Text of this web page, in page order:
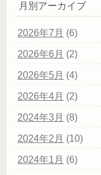
月別アーカイブ
2026年7月 (6)
2026年6月 (2)
2026年5月 (4)
2026年4月 (2)
2024年3月 (8)
2024年2月 (10)
2024年1月 (6)